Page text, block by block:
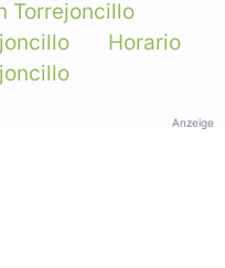
Torrejoncillo
Horario
Anzeige